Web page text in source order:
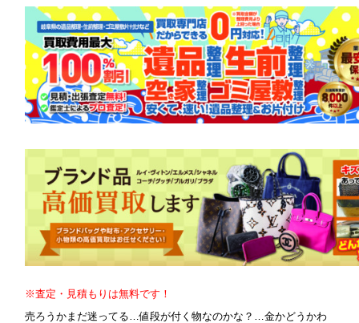
※査定・見積もりは無料です！
売ろうかまだ迷ってる…値段が付く物なのかな？…金かどうかわ